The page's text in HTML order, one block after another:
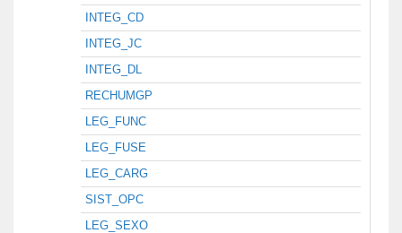
INTEG_CD
INTEG_JC
INTEG_DL
RECHUMGP
LEG_FUNC
LEG_FUSE
LEG_CARG
SIST_OPC
LEG_SEXO